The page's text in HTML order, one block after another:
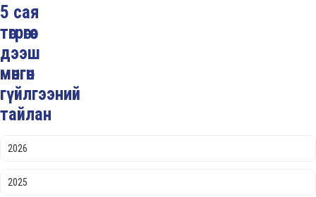
5 сая
төгрөгөөс
дээш
мөнгөн
гүйлгээний
тайлан
2026
2025